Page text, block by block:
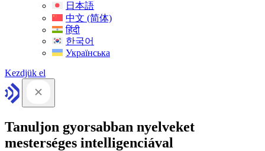
日本語
中文 (简体)
हिंदी
한국어
Українська
Kezdjük el
Tanuljon gyorsabban nyelveket
mesterséges intelligenciával